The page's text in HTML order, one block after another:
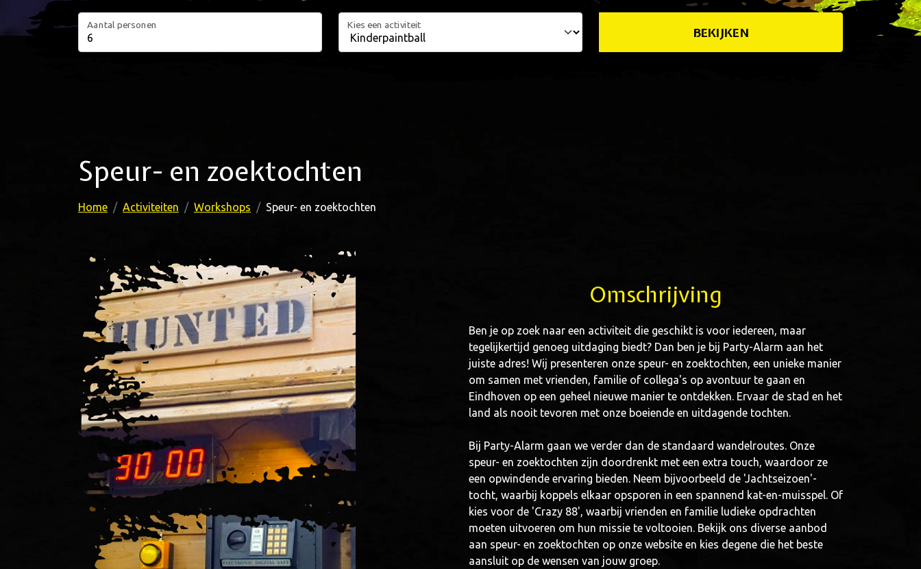
Aantal personen Kies een activiteit BEKIJKEN
Speur- en zoektochten
Home Activiteiten Workshops Speur- en zoektochten
Omschrijving
Ben je op zoek naar een activiteit die geschikt is voor iedereen, maar
tegelijkertijd genoeg uitdaging biedt? Dan ben je bij Party-Alarm aan het
juiste adres! Wij presenteren onze speur- en zoektochten, een unieke manier
om samen met vrienden, familie of collega's op avontuur te gaan en
Eindhoven op een geheel nieuwe manier te ontdekken. Ervaar de stad en het
land als nooit tevoren met onze boeiende en uitdagende tochten.
Bij Party-Alarm gaan we verder dan de standaard wandelroutes. Onze
speur- en zoektochten zijn doordrenkt met een extra touch, waardoor ze
een opwindende ervaring bieden. Neem bijvoorbeeld de 'Jachtseizoen'-
tocht, waarbij koppels elkaar opsporen in een spannend kat-en-muisspel. Of
kies voor de 'Crazy 88', waarbij vrienden en familie ludieke opdrachten
moeten uitvoeren om hun missie te voltooien. Bekijk ons diverse aanbod
aan speur- en zoektochten op onze website en kies degene die het beste
aansluit op de wensen van jouw groep.